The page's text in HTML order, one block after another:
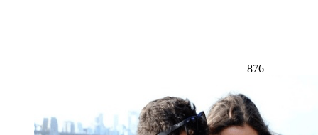
876